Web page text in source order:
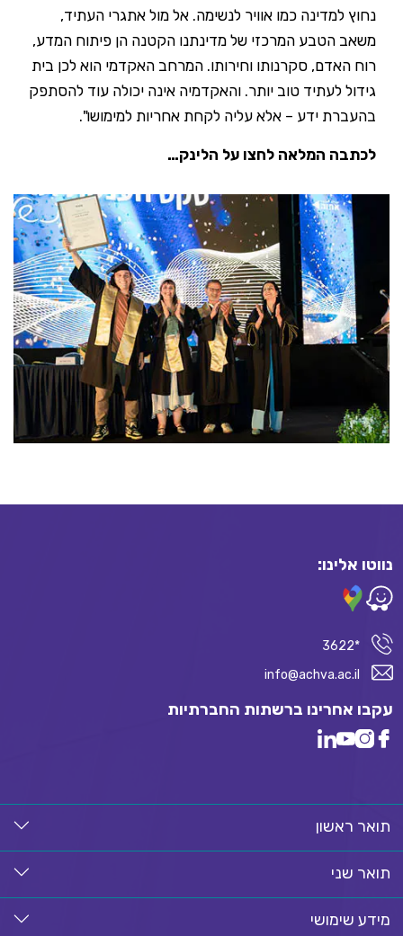
נחוץ למדינה כמו אוויר לנשימה. אל מול אתגרי העתיד,
משאב הטבע המרכזי של מדינתנו הקטנה הן פיתוח המדע,
רוח האדם, סקרנותו וחירותו. המרחב האקדמי הוא לכן בית
גידול לעתיד טוב יותר. והאקדמיה אינה יכולה עוד להסתפק
בהעברת ידע – אלא עליה לקחת אחריות למימושו".
לכתבה המלאה לחצו על הלינק…
נווטו אלינו:
*3622
info@achva.ac.il
עקבו אחרינו ברשתות החברתיות
תואר ראשון
תואר שני
מידע שימושי